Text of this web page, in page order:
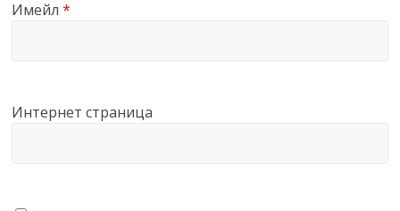
Имейл*
Интернет страница